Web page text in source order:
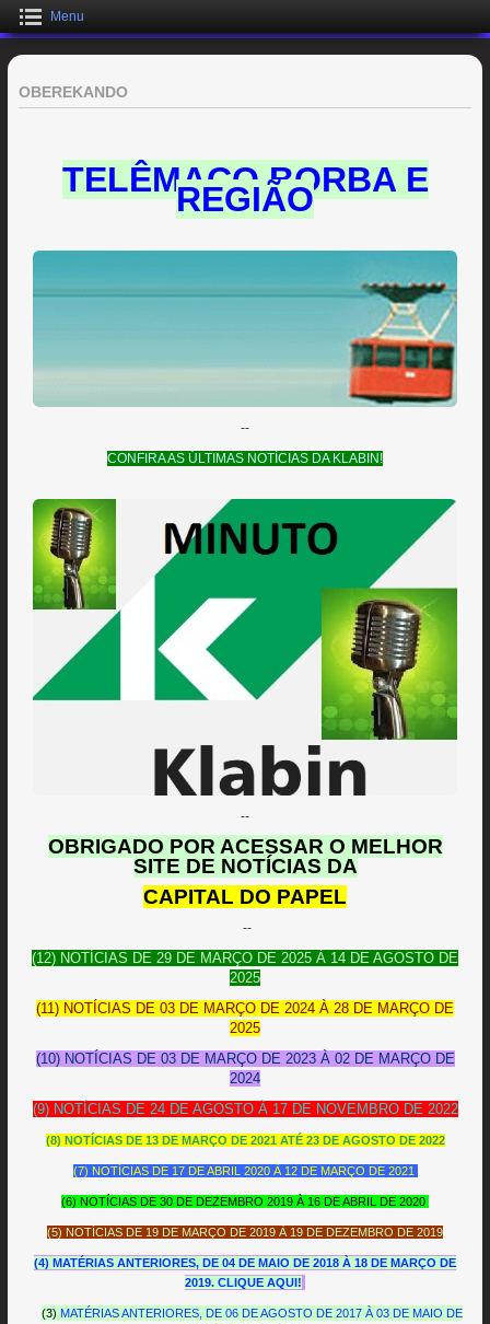
Menu
OBEREKANDO
TELÊMACO BORBA E
REGIÃO
--
CONFIRA AS ÚLTIMAS NOTÍCIAS DA KLABIN!
--
OBRIGADO POR ACESSAR O MELHOR
SITE DE NOTÍCIAS DA
CAPITAL DO PAPEL
--
(12) NOTÍCIAS DE 29 DE MARÇO DE 2025 À 14 DE AGOSTO DE
2025
(11) NOTÍCIAS DE 03 DE MARÇO DE 2024 À 28 DE MARÇO DE
2025
(10) NOTÍCIAS DE 03 DE MARÇO DE 2023 À 02 DE MARÇO DE
2024
(9) NOTÍCIAS DE 24 DE AGOSTO À 17 DE NOVEMBRO DE 2022
(8) NOTÍCIAS DE 13 DE MARÇO DE 2021 ATÉ 23 DE AGOSTO DE 2022
(7) NOTÍCIAS DE 17 DE ABRIL 2020 À 12 DE MARÇO DE 2021
(6) NOTÍCIAS DE 30 DE DEZEMBRO 2019 À 16 DE ABRIL DE 2020
(5) NOTÍCIAS DE 19 DE MARÇO DE 2019 À 19 DE DEZEMBRO DE 2019
(4) MATÉRIAS ANTERIORES, DE 04 DE MAIO DE 2018 À 18 DE MARÇO DE
2019. CLIQUE AQUI!
(3) MATÉRIAS ANTERIORES, DE 06 DE AGOSTO DE 2017 À 03 DE MAIO DE